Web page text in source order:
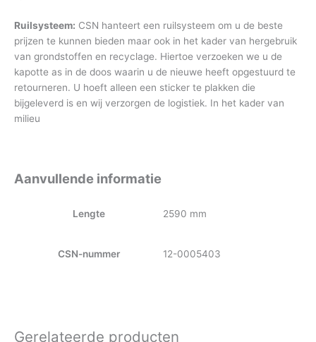
Ruilsysteem: CSN hanteert een ruilsysteem om u de beste
prijzen te kunnen bieden maar ook in het kader van hergebruik
van grondstoffen en recyclage. Hiertoe verzoeken we u de
kapotte as in de doos waarin u de nieuwe heeft opgestuurd te
retourneren. U hoeft alleen een sticker te plakken die
bijgeleverd is en wij verzorgen de logistiek. In het kader van
milieu
Aanvullende informatie
Lengte 2590 mm
CSN-nummer 12-0005403
Gerelateerde producten